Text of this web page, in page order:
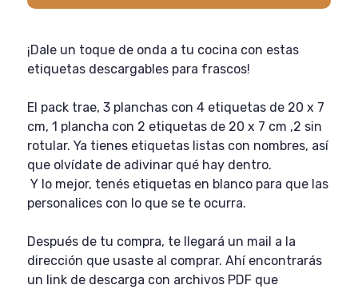
¡Dale un toque de onda a tu cocina con estas
etiquetas descargables para frascos!
El pack trae, 3 planchas con 4 etiquetas de 20 x 7
cm, 1 plancha con 2 etiquetas de 20 x 7 cm ,2 sin
rotular. Ya tienes etiquetas listas con nombres, así
que olvídate de adivinar qué hay dentro.
Y lo mejor, tenés etiquetas en blanco para que las
personalices con lo que se te ocurra.
Después de tu compra, te llegará un mail a la
dirección que usaste al comprar. Ahí encontrarás
un link de descarga con archivos PDF que